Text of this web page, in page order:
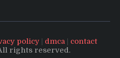
policy| dmca| contact
rights reserved.